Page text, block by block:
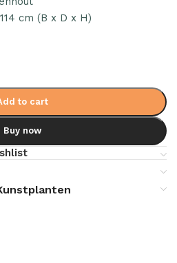
cm (B x D x H)
to cart
Buy now